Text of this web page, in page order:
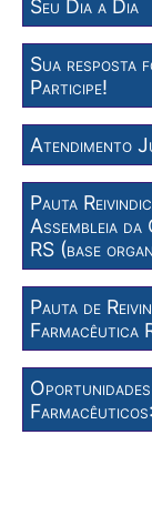
Seu Dia a Dia
Sua resposta
Participe!
Atendimento
Pauta
Assembleia
RS (base
Pauta de
Farmacêutica